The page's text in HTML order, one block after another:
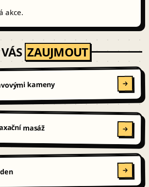
akce.
ZAUJMOUT
kameny
masáž